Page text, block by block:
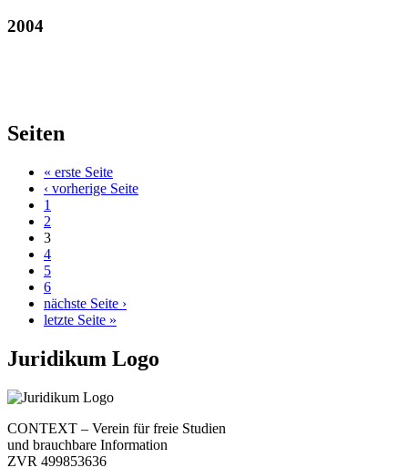
2004
Seiten
« erste Seite
‹ vorherige Seite
1
2
3
4
5
6
nächste Seite ›
letzte Seite »
Juridikum Logo
CONTEXT – Verein für freie Studien
und brauchbare Information
ZVR 499853636